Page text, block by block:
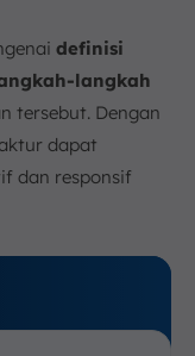
Shift
Jam Mesin
dan
Produksi
Mesin
Schedule
definisi
langkah
tersebut. Dengan
dapat
dan responsif